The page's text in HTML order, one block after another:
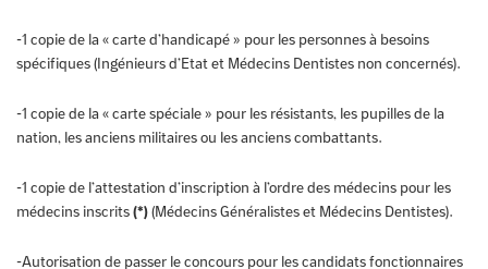
-1 copie de la « carte d’handicapé » pour les personnes à besoins
spécifiques (Ingénieurs d’Etat et Médecins Dentistes non concernés).
-1 copie de la « carte spéciale » pour les résistants, les pupilles de la
nation, les anciens militaires ou les anciens combattants.
-1 copie de l’attestation d’inscription à l’ordre des médecins pour les
médecins inscrits(*)(Médecins Généralistes et Médecins Dentistes).
-Autorisation de passer le concours pour les candidats fonctionnaires